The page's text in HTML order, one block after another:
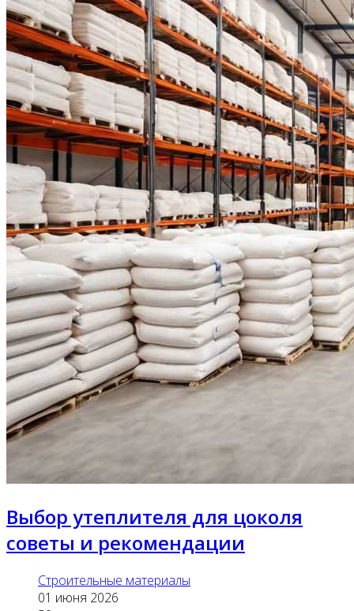
Выбор утеплителя для цоколя
советы и рекомендации
Строительные материалы
01 июня 2026